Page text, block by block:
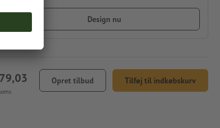
Design nu
Opret tilbud Tilføj til indkøbskurv